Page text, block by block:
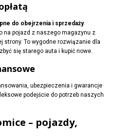
do obejrzenia i sprzedaży.
na pojazd z naszego magazynu z
strony. To wygodne rozwiązanie dla
się starego auta i kupić nowe.
ubezpieczenia i gwarancje
podejście do potrzeb naszych
– pojazdy,